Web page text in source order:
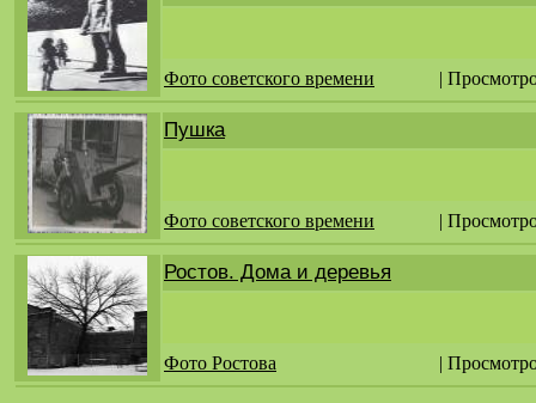
Фото советского времени |
Пушка
Фото советского времени |
Ростов. Дома и деревья
Фото Ростова |